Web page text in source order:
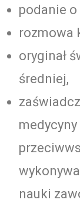
podanie o
rozmowa
oryginał
średniej,
nauki